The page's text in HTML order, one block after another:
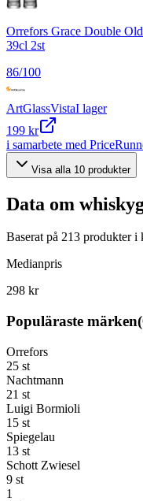
Orrefors Grace Double
39cl 2st
86/100
ArtGlassVistaI lager
199 kr
i samarbete med
Visa alla 10 produkter
Data om
Baserat på 213 produkter i
Medianpris
298 kr
Populäraste märken(
Orrefors
25 st
Nachtmann
21 st
Luigi Bormioli
15 st
Spiegelau
13 st
Schott Zwiesel
9 st
1